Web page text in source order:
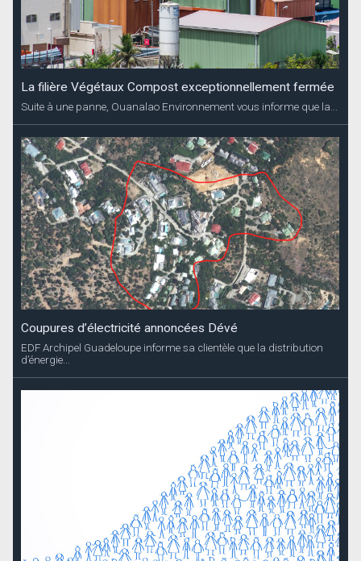
La filière Végétaux Compost exceptionnellement fermée
Suite à une panne, Ouanalao Environnement vous informe que la...
Coupures d’électricité annoncées Dévé
EDF Archipel Guadeloupe informe sa clientèle que la distribution
d’énergie...